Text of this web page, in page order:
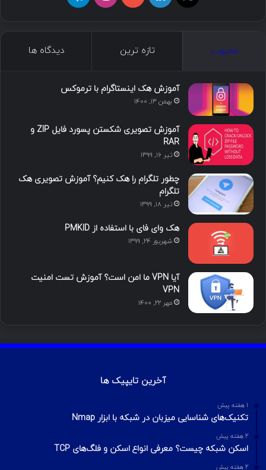
محبوب تازه ترین دیدگاه ها
آموزش هک اینستاگرام با ترموکس
بهمن ۱۳, ۱۴۰۰
آموزش تصویری شکستن پسورد فایل ZIP و
RAR
تیر ۱۶, ۱۳۹۹
چطور تلگرام را هک کنیم؟ آموزش تصویری هک
تلگرام
تیر ۱۸, ۱۳۹۹
هک وای فای با استفاده از PMKID
شهریور ۲۴, ۱۳۹۹
آیا VPN ما امن است؟ آموزش تست امنیت
VPN
مهر ۲۲, ۱۴۰۰
آخرین تایپیک ها
1 هفته پیش
تکنیک‌های شناسایی میزبان در شبکه با ابزار Nmap
2 هفته پیش
اسکن شبکه چیست؟ معرفی انواع اسکن و فلگ‌های TCP
2 هفته پیش